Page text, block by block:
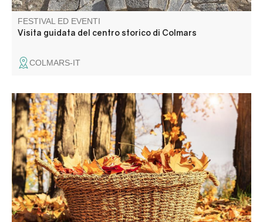
FESTIVAL ED EVENTI
Visita guidata del centro storico di Colmars
COLMARS-IT
Marché aux saveurs de l'automne..